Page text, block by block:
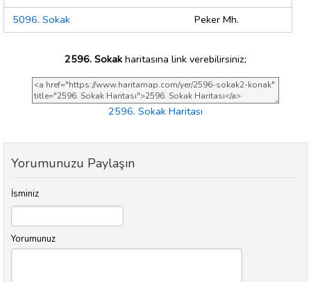
5096. Sokak
Peker Mh.
2596. Sokak haritasına link verebilirsiniz;
2596. Sokak Haritası
Yorumunuzu Paylaşın
İsminiz
Yorumunuz